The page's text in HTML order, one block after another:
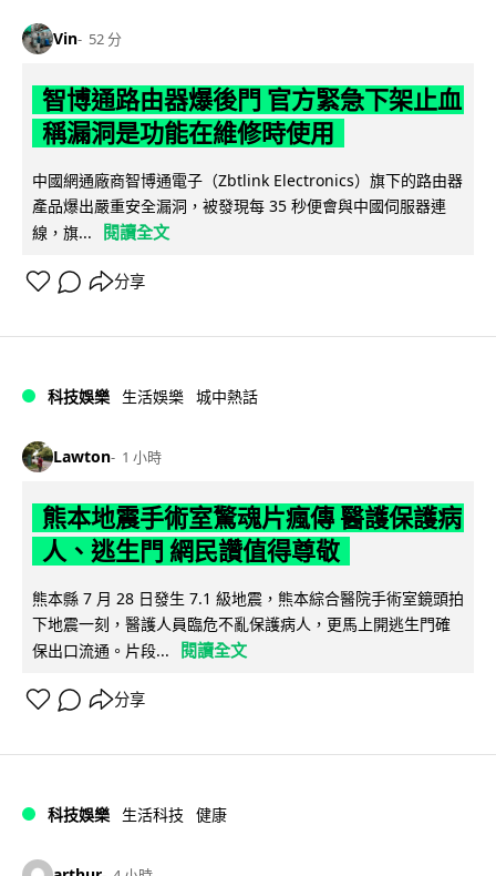
Vin 52 分
智博通路由器爆後門 官方緊急下架止血
稱漏洞是功能在維修時使用
中國網通廠商智博通電子（Zbtlink Electronics）旗下的路由器
產品爆出嚴重安全漏洞，被發現每 35 秒便會與中國伺服器連
線，旗...
閱讀全文
分享
科技娛樂 生活娛樂 城中熱話
Lawton 1 小時
熊本地震手術室驚魂片瘋傳 醫護保護病
人、逃生門 網民讚值得尊敬
熊本縣 7 月 28 日發生 7.1 級地震，熊本綜合醫院手術室鏡頭拍
下地震一刻，醫護人員臨危不亂保護病人，更馬上開逃生門確
保出口流通。片段...
閱讀全文
分享
科技娛樂 生活科技 健康